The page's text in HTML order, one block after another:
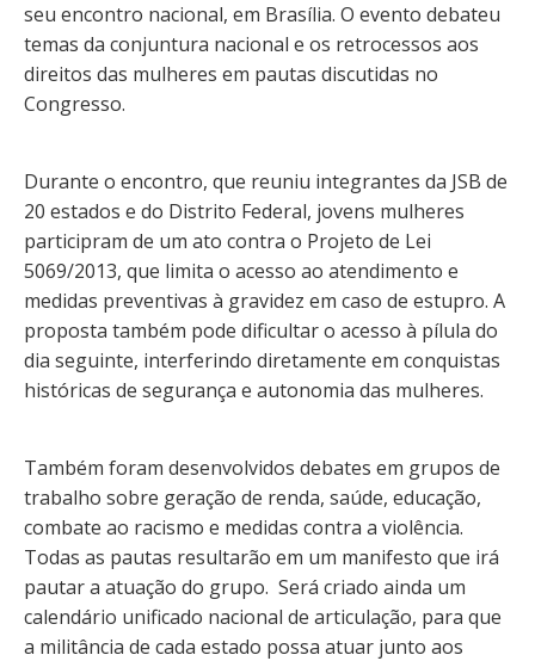
seu encontro nacional, em Brasília. O evento debateu
temas da conjuntura nacional e os retrocessos aos
direitos das mulheres em pautas discutidas no
Congresso.
Durante o encontro, que reuniu integrantes da JSB de
20 estados e do Distrito Federal, jovens mulheres
participram de um ato contra o Projeto de Lei
5069/2013, que limita o acesso ao atendimento e
medidas preventivas à gravidez em caso de estupro. A
proposta também pode dificultar o acesso à pílula do
dia seguinte, interferindo diretamente em conquistas
históricas de segurança e autonomia das mulheres.
Também foram desenvolvidos debates em grupos de
trabalho sobre geração de renda, saúde, educação,
combate ao racismo e medidas contra a violência.
Todas as pautas resultarão em um manifesto que irá
pautar a atuação do grupo. Será criado ainda um
calendário unificado nacional de articulação, para que
a militância de cada estado possa atuar junto aos